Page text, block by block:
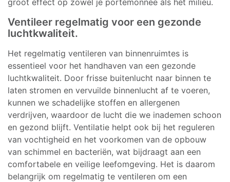
groot effect op zowel je portemonnee als het milieu.
Ventileer regelmatig voor een gezonde
luchtkwaliteit.
Het regelmatig ventileren van binnenruimtes is
essentieel voor het handhaven van een gezonde
luchtkwaliteit. Door frisse buitenlucht naar binnen te
laten stromen en vervuilde binnenlucht af te voeren,
kunnen we schadelijke stoffen en allergenen
verdrijven, waardoor de lucht die we inademen schoon
en gezond blijft. Ventilatie helpt ook bij het reguleren
van vochtigheid en het voorkomen van de opbouw
van schimmel en bacteriën, wat bijdraagt aan een
comfortabele en veilige leefomgeving. Het is daarom
belangrijk om regelmatig te ventileren om een